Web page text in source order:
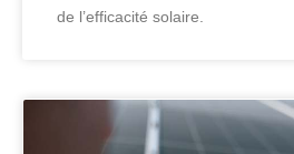
de l’efficacité solaire.